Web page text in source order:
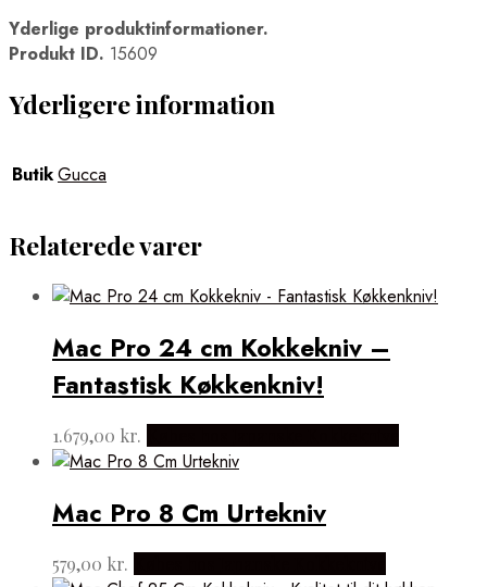
Yderlige produktinformationer.
Produkt ID. 15609
Yderligere information
ButikGucca
Relaterede varer
Mac Pro 24 cm Kokkekniv –
Fantastisk Køkkenkniv!
1.679,00 kr.
Mac Pro 8 Cm Urtekniv
579,00 kr.